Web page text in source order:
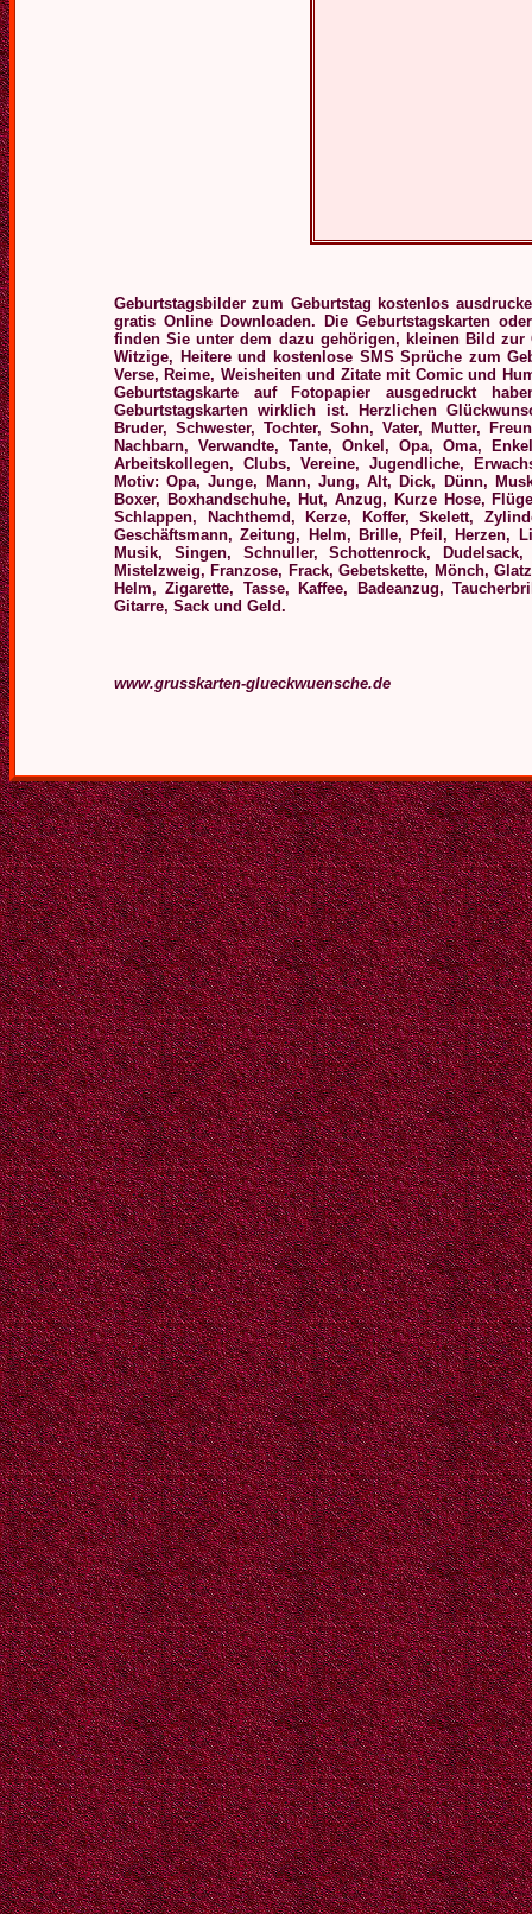
Geburtstagsbilder zum Geburtstag kostenlos
gratis Online Downloaden.
Die Geburtstagskarten
finden Sie unter dem dazu gehörigen, kleinen Bild
Witzige, Heitere und kostenloseSMS Sprüche zum
Verse, Reime, Weisheiten und Zitate mit Comic und
Geburtstagskarte auf Fotopapier ausgedruckt
Geburtstagskarten wirklich ist.
Herzlichen
Bruder, Schwester, Tochter, Sohn, Vater, Mutter,
Nachbarn, Verwandte, Tante, Onkel, Opa, Oma,
Arbeitskollegen, Clubs, Vereine, Jugendliche,
Motiv: Opa, Junge, Mann, Jung, Alt, Dick, Dünn,
Boxer, Boxhandschuhe, Hut, Anzug, Kurze Hose,
Schlappen, Nachthemd, Kerze, Koffer, Skelett,
Geschäftsmann, Zeitung, Helm, Brille, Pfeil, Herzen,
Musik, Singen, Schnuller, Schottenrock,
Mistelzweig, Franzose, Frack, Gebetskette, Mönch,
Helm, Zigarette, Tasse, Kaffee, Badeanzug,
Gitarre, Sack und Geld.
www.grusskarten-glueckwuensche.de